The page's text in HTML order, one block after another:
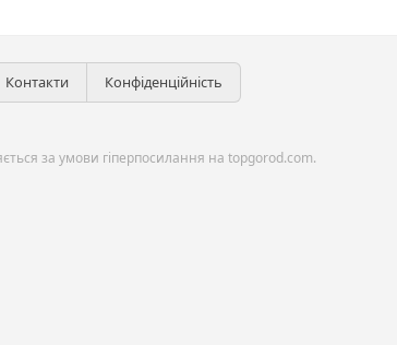
Контакти Конфіденційність
за умови гіперпосилання на topgorod.com.